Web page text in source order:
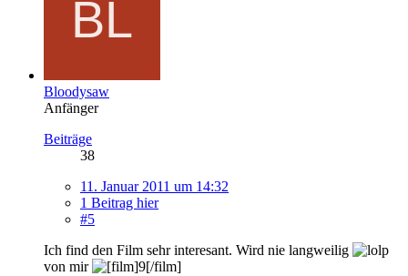
Bloodysaw
Anfänger
Beiträge
38
11. Januar 2011 um 14:32
1 Beitrag hier
#5
Ich find den Film sehr interesant. Wird nie langweilig
von mir